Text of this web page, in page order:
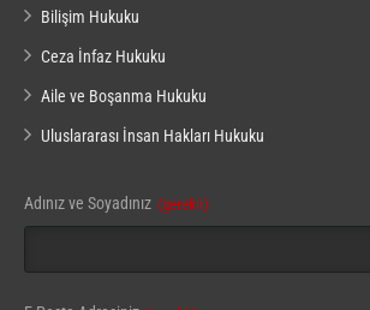
Bilişim Hukuku
Ceza İnfaz Hukuku
Aile ve Boşanma Hukuku
Uluslararası İnsan Hakları Hukuku
Adınız ve Soyadınız (gerekli)